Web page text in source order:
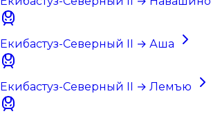
Екибастуз-Северный II → Аша
Екибастуз-Северный II → Лемъю